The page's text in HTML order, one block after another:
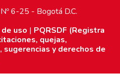
6-25 - Bogotá D.C.
uso | PQRSDF (Registra
quejas,
sugerencias y derechos de